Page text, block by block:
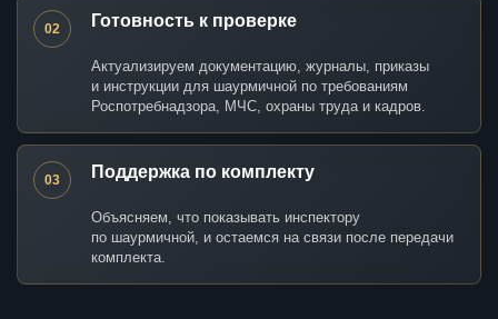
02 Готовность к проверке
Актуализируем документацию, журналы, приказы
и инструкции для шаурмичной по требованиям
Роспотребнадзора, МЧС, охраны труда и кадров.
03 Поддержка по комплекту
Объясняем, что показывать инспектору
по шаурмичной, и остаемся на связи после передачи
комплекта.